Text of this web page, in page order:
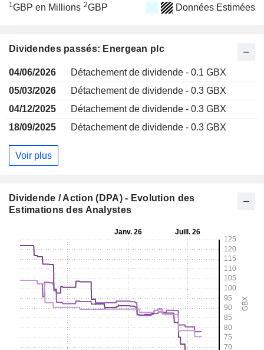
1GBP en Millions 2GBP Données Estimées
Dividendes passés: Energean plc
04/06/2026
Détachement de dividende - 0.1 GBX
05/03/2026
Détachement de dividende - 0.3 GBX
04/12/2025
Détachement de dividende - 0.3 GBX
18/09/2025
Détachement de dividende - 0.3 GBX
Voir plus
Dividende / Action (DPA) - Evolution des
Estimations des Analystes